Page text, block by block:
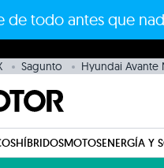
de todo antes que
Sagunto Hyundai Avante
HÍBRIDOSMOTOSENERGÍA Y